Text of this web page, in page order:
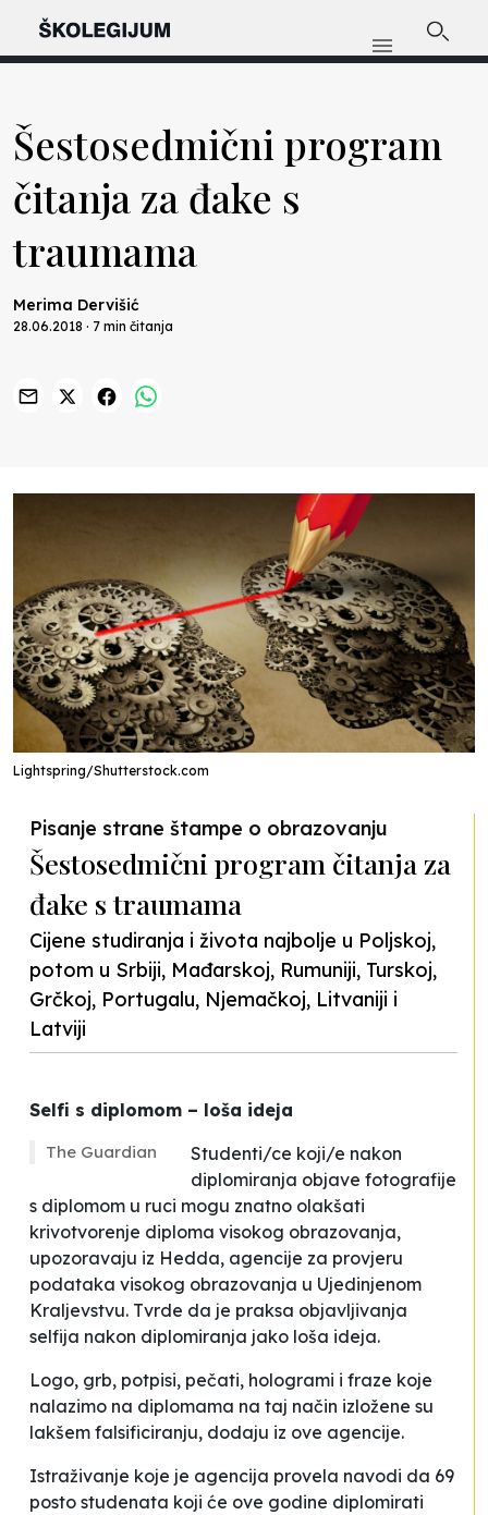
Šestosedmični program
čitanja za đake s
traumama
Merima Dervišić
28.06.2018 · 7 min čitanja
Lightspring/Shutterstock.com
Pisanje strane štampe o obrazovanju
Šestosedmični program čitanja za
đake s traumama
Cijene studiranja i života najbolje u Poljskoj,
potom u Srbiji, Mađarskoj, Rumuniji, Turskoj,
Grčkoj, Portugalu, Njemačkoj, Litvaniji i
Latviji
Selfi s diplomom – loša ideja
The Guardian
Studenti/ce koji/e nakon
diplomiranja objave fotografije
s diplomom u ruci mogu znatno olakšati
krivotvorenje diploma visokog obrazovanja,
upozoravaju iz Hedda, agencije za provjeru
podataka visokog obrazovanja u Ujedinjenom
Kraljevstvu. Tvrde da je praksa objavljivanja
selfija nakon diplomiranja jako loša ideja.
Logo, grb, potpisi, pečati, hologrami i fraze koje
nalazimo na diplomama na taj način izložene su
lakšem falsificiranju, dodaju iz ove agencije.
Istraživanje koje je agencija provela navodi da 69
posto studenata koji će ove godine diplomirati